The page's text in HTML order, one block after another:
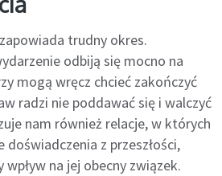
trudny okres.
odbiją się mocno na
mogą wręcz chcieć zakończyć
radzi nie poddawać się i walczyć
nam również relacje, w których
doświadczenia z przeszłości,
na jej obecny związek.